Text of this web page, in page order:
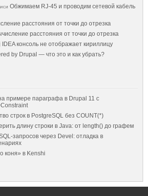
Обжимаем RJ-45 и проводим сетевой кабель
расстояния от точки до отрезка
расстояния от точки до отрезка
IDEA консоль не отображает кириллицу
by Drupal — что это и как убрать?
примере параграфа в Drupal 11 с
строк в PostgreSQL без COUNT(*)
длину строки в Java: от length() до графем
запросов через Devel: отладка в
коня» в Kenshi